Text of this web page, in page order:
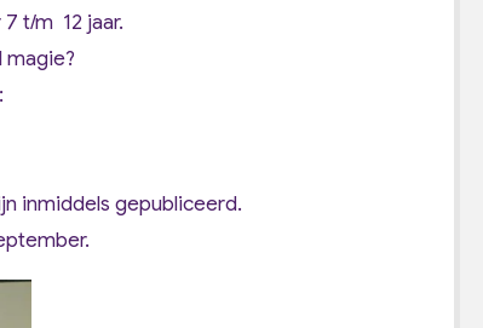
t/m 12 jaar.
magie?
inmiddels gepubliceerd.